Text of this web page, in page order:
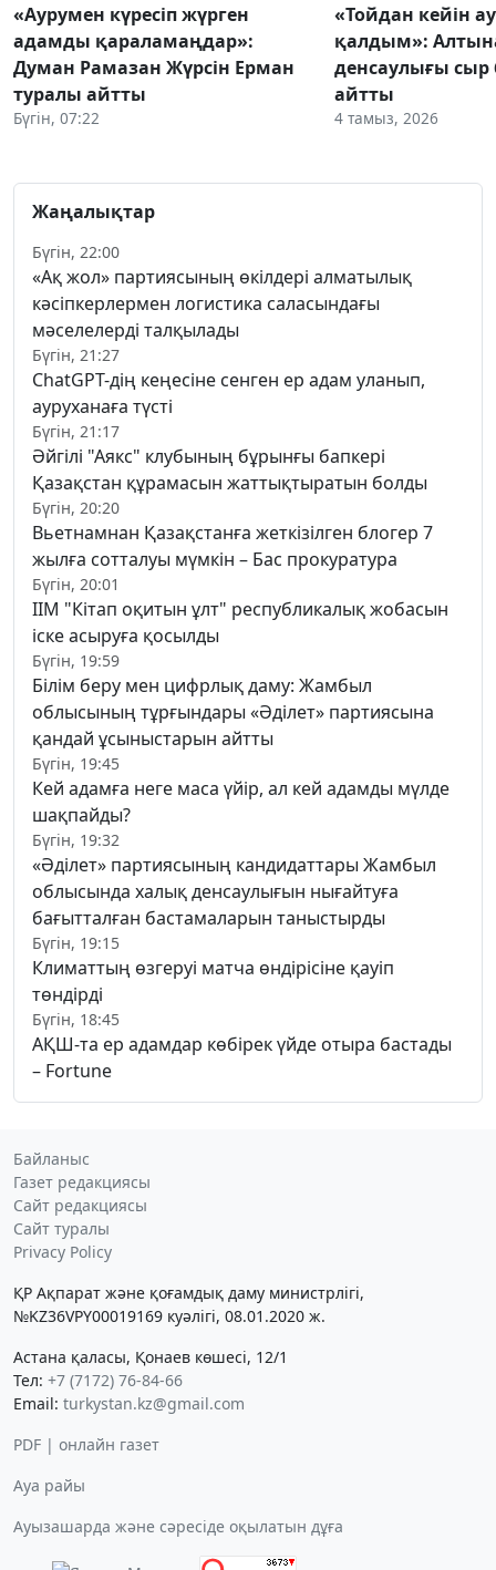
«Аурумен күресіп жүрген
адамды қараламаңдар»:
Думан Рамазан Жүрсін Ерман
туралы айтты
Бүгін, 07:22
«Тойдан кейін
қалдым»:
денсаулығы сыр
айтты
4 тамыз, 2026
Жаңалықтар
Бүгін, 22:00
«Ақ жол» партиясының өкілдері алматылық
кәсіпкерлермен логистика саласындағы
мәселелерді талқылады
Бүгін, 21:27
ChatGPT-дің кеңесіне сенген ер адам уланып,
ауруханаға түсті
Бүгін, 21:17
Әйгілі "Аякс" клубының бұрынғы бапкері
Қазақстан құрамасын жаттықтыратын болды
Бүгін, 20:20
Вьетнамнан Қазақстанға жеткізілген блогер 7
жылға сотталуы мүмкін – Бас прокуратура
Бүгін, 20:01
ІІМ "Кітап оқитын ұлт" республикалық жобасын
іске асыруға қосылды
Бүгін, 19:59
Білім беру мен цифрлық даму: Жамбыл
облысының тұрғындары «Әділет» партиясына
қандай ұсыныстарын айтты
Бүгін, 19:45
Кей адамға неге маса үйір, ал кей адамды мүлде
шақпайды?
Бүгін, 19:32
«Әділет» партиясының кандидаттары Жамбыл
облысында халық денсаулығын нығайтуға
бағытталған бастамаларын таныстырды
Бүгін, 19:15
Климаттың өзгеруі матча өндірісіне қауіп
төндірді
Бүгін, 18:45
АҚШ-та ер адамдар көбірек үйде отыра бастады
– Fortune
Байланыс
Газет редакциясы
Сайт редакциясы
Сайт туралы
Privacy Policy
ҚР Ақпарат және қоғамдық даму министрлігі,
№KZ36VPY00019169 куәлігі, 08.01.2020 ж.
Астана қаласы, Қонаев көшесі, 12/1
Тел: +7 (7172) 76-84-66
Email: turkystan.kz@gmail.com
PDF | онлайн газет
Ауа райы
Ауызашарда және сәресіде оқылатын дұға